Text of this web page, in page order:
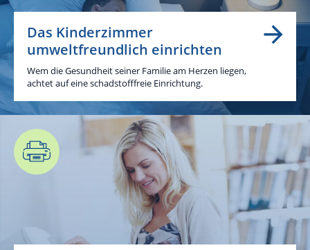
Das Kinderzimmer
umweltfreundlich einrichten
Wem die Gesundheit seiner Familie am Herzen liegen,
achtet auf eine schadstofffreie Einrichtung.